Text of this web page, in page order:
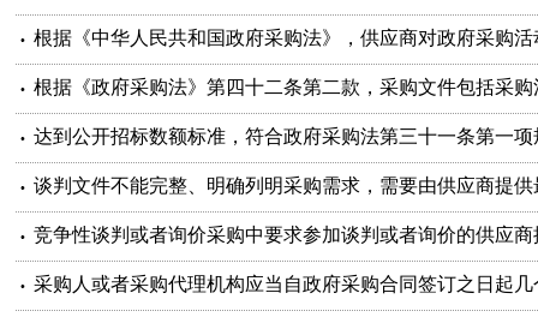
采购人或者采购代理机构应当自政府采购合同签订之日起